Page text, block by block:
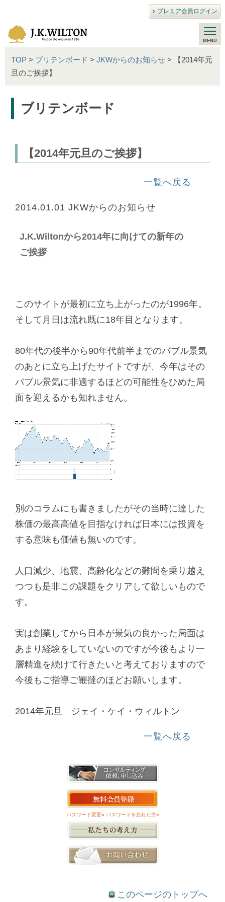
プレミア会員ログイン
TOP > ブリテンボード > JKWからのお知らせ > 【2014年元
旦のご挨拶】
ブリテンボード
【2014年元旦のご挨拶】
一覧へ戻る
2014.01.01 JKWからのお知らせ
J.K.Wiltonから2014年に向けての新年の
ご挨拶
このサイトが最初に立ち上がったのが1996年。
そして月日は流れ既に18年目となります。
80年代の後半から90年代前半までのバブル景気
のあとに立ち上げたサイトですが、今年はその
バブル景気に非適するほどの可能性をひめた局
面を迎えるかも知れません。
別のコラムにも書きましたがその当時に達した
株価の最高高値を目指なければ日本には投資を
する意味も価値も無いのです。
人口減少、地震、高齢化などの難問を乗り越え
つつも是非この課題をクリアして欲しいもので
す。
実は創業してから日本が景気の良かった局面は
あまり経験をしていないのですが今後もより一
層精進を続けて行きたいと考えておりますので
今後もご指導ご鞭撻のほどお願いします。
2014年元旦 ジェイ・ケイ・ウィルトン
一覧へ戻る
パスワード変更» パスワードを忘れた方»
このページのトップへ